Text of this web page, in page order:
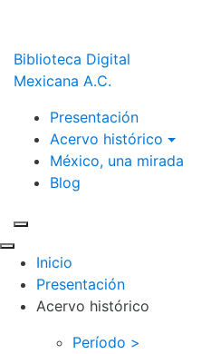
Biblioteca Digital
Mexicana A.C.
Presentación
Acervo histórico
México, una mirada
Blog
Inicio
Presentación
Acervo histórico
Período >